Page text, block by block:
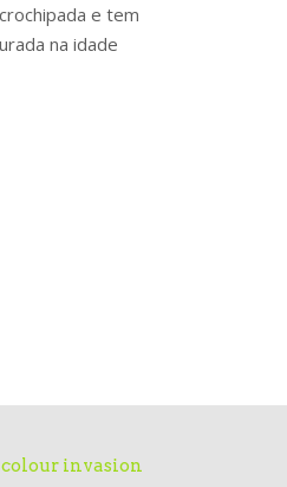
e tem
na idade
colour invasion